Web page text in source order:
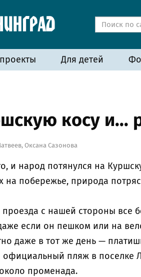
Для детей
косу и...
, Оксана Сазонова
и народ потянулся на
на побережье, природа
с нашей стороны все
если он пешком или на
даже в тот же день —
официальный пляж в поселке
променада.